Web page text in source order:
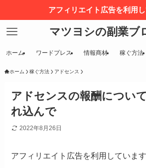
アフィリエイト広告を利用
マツヨシの副業ブ
ホーム ワードプレス 情報商材 稼ぐ方法
ホーム 稼ぐ方法 アドセンス
アドセンスの報酬につい
れ込んで
2022年8月26日
アフィリエイト広告を利用しています